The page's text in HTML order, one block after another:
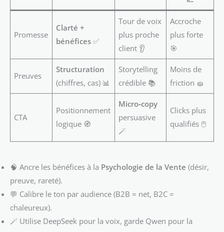
Promesse
Clarté +
bénéfices ✅
Tour de voix
plus proche
client 👂
Accroche
plus forte
🎯
Preuves
Structuration
(chiffres, cas) 📊
Storytelling
crédible 📚
Moins de
friction 🧽
CTA
Positionnement
logique 🧭
Micro‑copy
persuasive
🪄
Clicks plus
qualifiés 🖱️
🧠 Ancre les bénéfices à la Psychologie de la Vente (désir,
preuve, rareté).
💬 Calibre le ton par audience (B2B = net, B2C =
chaleureux).
🪄 Utilise DeepSeek pour la voix, garde Qwen pour la